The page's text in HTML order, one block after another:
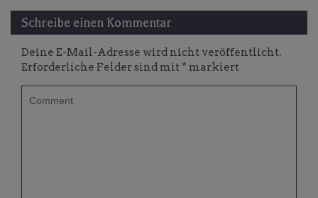
Schreibe einen Kommentar
Deine E-Mail-Adresse wird nicht veröffentlicht.
Erforderliche Felder sind mit * markiert